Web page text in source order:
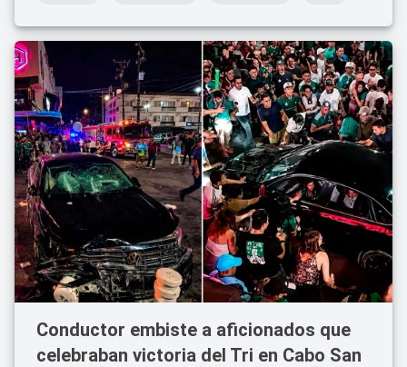
Conductor embiste a aficionados que
celebraban victoria del Tri en Cabo San